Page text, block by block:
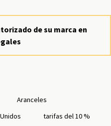
de su marca en
Aranceles
tarifas del 10 %